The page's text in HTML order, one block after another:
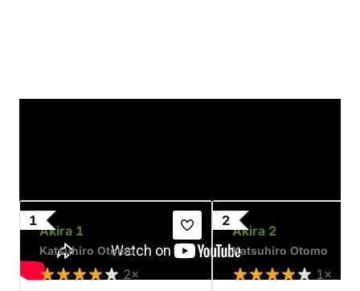
1
Akira 1
Katsuhiro Otomo
2×
2
Akira 2
Katsuhiro Otomo
1×